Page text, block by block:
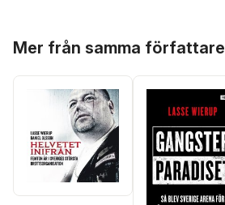
Mer från samma författare